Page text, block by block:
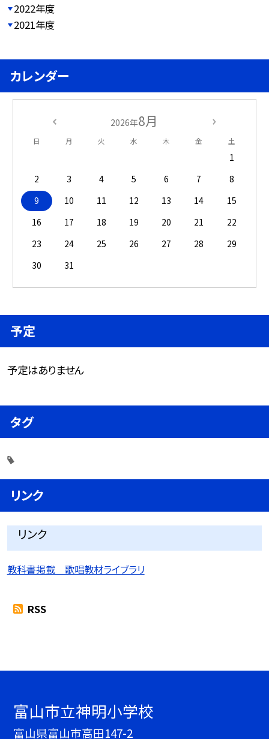
2022年度
2021年度
カレンダー
2026年8月
日 月 火 水 木 金 土
1
2
3 4 5 6 7
8
9
10 11 12 13 14
15
16
17 18 19 20 21
22
23
24 25 26 27 28
29
30
31
予定
予定はありません
タグ
リンク
リンク
教科書掲載 歌唱教材ライブラリ
RSS
富山市立神明小学校
富山県富山市高田147-2